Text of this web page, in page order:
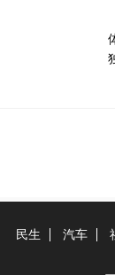
民生 汽车